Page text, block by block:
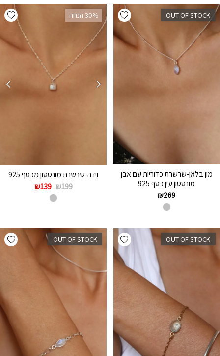
Add wishlist OUT OF STOCK
מון בלאן-שרשרת כדוריות עם אבן
מונסטון עין כסף 925
₪269
‫30% הנחה
וידה-שרשרת מונסטון מכסף 925
₪199
₪139
Add wishlist OUT OF STOCK
OUT OF STOCK